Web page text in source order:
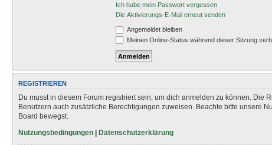
Ich habe mein Passwort vergessen
Die Aktivierungs-E-Mail erneut senden
Angemeldet bleiben
Meinen Online-Status während dieser Sitzung
REGISTRIEREN
Du musst in diesem Forum registriert sein, um dich anmelden zu können.
Benutzern auch zusätzliche Berechtigungen zuweisen. Beachte bitte unsere
Board bewegst.
Nutzungsbedingungen | Datenschutzerklärung